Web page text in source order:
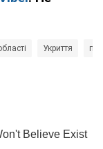
Укриття